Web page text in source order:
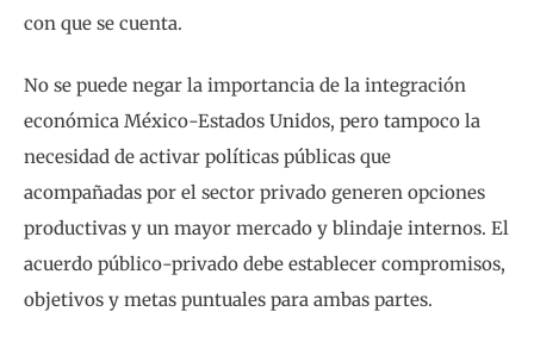
con que se cuenta.
No se puede negar la importancia de la integración
económica México-Estados Unidos, pero tampoco la
necesidad de activar políticas públicas que
acompañadas por el sector privado generen opciones
productivas y un mayor mercado y blindaje internos. El
acuerdo público-privado debe establecer compromisos,
objetivos y metas puntuales para ambas partes.